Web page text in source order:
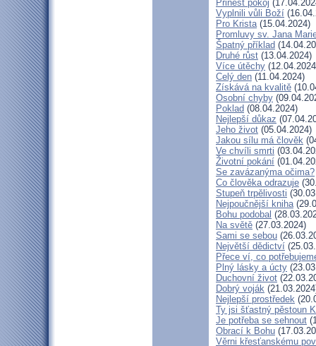
Přinést pokoj
Vyplnili vůli Boží
Pro Krista(15.04.2024)
Promluvy sv. Jana
Špatný příklad
Druhé růst (13.04.2024)
Více útěchy
Celý den (11.04.2024)
Získává na kvalitě
Osobní chyby
Poklad (08.04.2024)
Nejlepší důkaz
Jeho život (05.04.2024)
Jakou sílu má člověk
Ve chvíli smrti
Životní pokání
Se zavázanýma očima?
Co člověka odrazuje
Stupeň trpělivosti
Nejpoučnější kniha
Bohu podobal
Na světě (27.03.2024)
Sami se sebou
Největší dědictví
Přece ví, co
Plný lásky a úcty
Duchovní život
Dobrý voják
Nejlepší prostředek
Ty jsi šťastný pěstoun
Je potřeba se sehnout
Obrací k Bohu
Věrni křesťanskému